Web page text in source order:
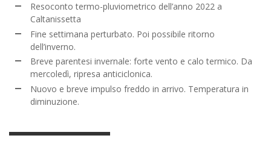
Resoconto termo-pluviometrico dell’anno 2022 a
Caltanissetta
Fine settimana perturbato. Poi possibile ritorno
dell’inverno.
Breve parentesi invernale: forte vento e calo termico. Da
mercoledì, ripresa anticiclonica.
Nuovo e breve impulso freddo in arrivo. Temperatura in
diminuzione.